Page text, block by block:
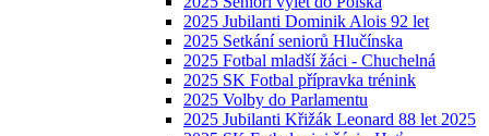
2025 Jubilanti Dominik Alois 92 let
2025 Setkání seniorů Hlučínska
2025 Fotbal mladší žáci - Chuchelná
2025 SK Fotbal přípravka trénink
2025 Volby do Parlamentu
2025 Jubilanti Křižák Leonard 88 let 2025